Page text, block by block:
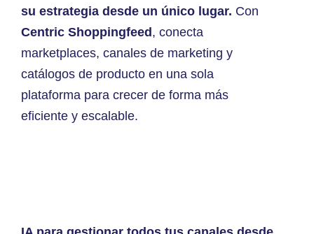
su estrategia desde un único lugar. Con
Centric Shoppingfeed, conecta
marketplaces, canales de marketing y
catálogos de producto en una sola
plataforma para crecer de forma más
eficiente y escalable.